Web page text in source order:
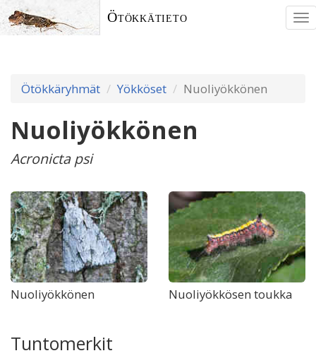
Ötökkätieto
Ötökkäryhmät Yökköset Nuoliyökkönen
Nuoliyökkönen
Acronicta psi
Nuoliyökkönen Nuoliyökkösen toukka
Tuntomerkit